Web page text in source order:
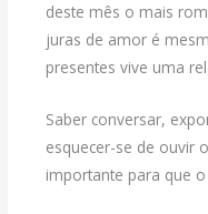
deste mês o mais
juras de amor é
presentes vive uma
Saber conversar,
esquecer-se de ouvir
importante para que